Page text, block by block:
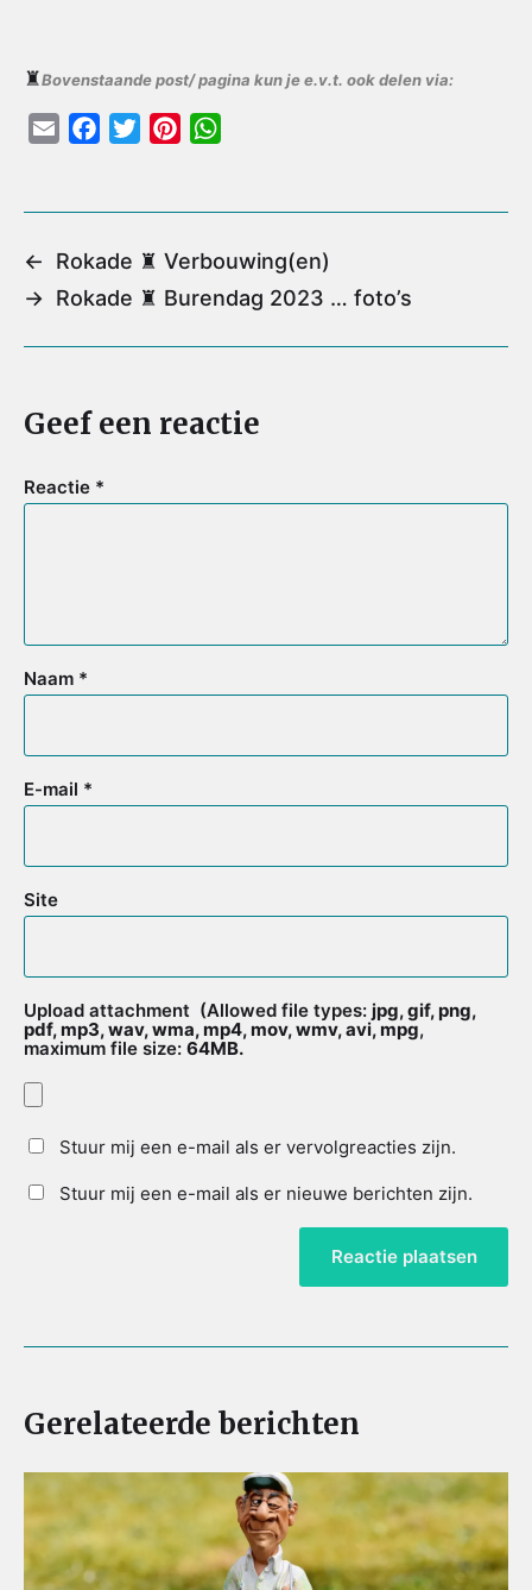
♜Bovenstaande post/ pagina kun je e.v.t. ook delen via:
i
l
e
b
o
k
t
t
r
t
e
e
s
t
s
p
p
←
Rokade ♜ Verbouwing(en)
→ Rokade ♜ Burendag 2023 … foto’s
Geef een reactie
Reactie *
Naam *
E-mail *
Site
Upload attachment (Allowed file types: jpg, gif, png,
pdf, mp3, wav, wma, mp4, mov, wmv, avi, mpg,
maximum file size: 64MB.
Stuur mij een e-mail als er vervolgreacties zijn.
Stuur mij een e-mail als er nieuwe berichten zijn.
Gerelateerde berichten